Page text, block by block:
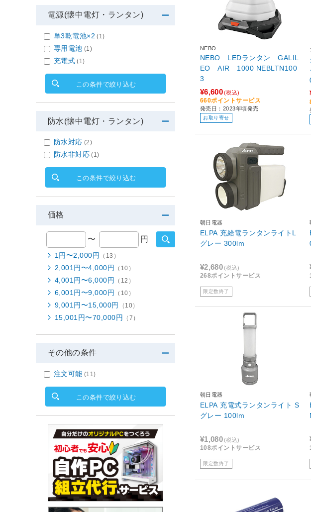
NEBO
NEBO LEDランタン GALIL
EO AIR 1000 NEBLTN100
3
¥6,600(税込)
660ポイントサービス
発売日：2023年頃発売
お取り寄せ
朝日電器
ELPA 充給電ランタンライトL
グレー 300lm
¥2,680(税込)
268ポイントサービス
限定数終了
朝日電器
ELPA 充電式ランタンライト S
グレー 100lm
¥1,080(税込)
108ポイントサービス
限定数終了
電源(懐中電灯・ランタン)
単3乾電池×2 (1)
専用電池 (1)
充電式 (1)
この条件で絞り込む
防水(懐中電灯・ランタン)
防水対応 (2)
防水非対応 (1)
この条件で絞り込む
価格
〜 円
1円〜2,000円 （13）
2,001円〜4,000円 （10）
4,001円〜6,000円 （12）
6,001円〜9,000円 （10）
9,001円〜15,000円 （10）
15,001円〜70,000円 （7）
その他の条件
注文可能 (11)
この条件で絞り込む